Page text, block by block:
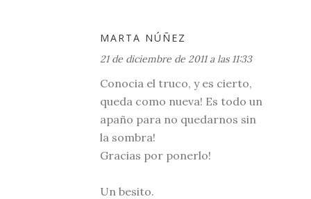
MARTA NÚÑEZ
21 de diciembre de 2011 a las 11:33
Conocia el truco, y es cierto,
queda como nueva! Es todo un
apaño para no quedarnos sin
la sombra!
Gracias por ponerlo!
Un besito.